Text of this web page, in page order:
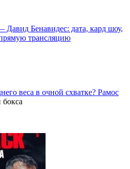
Бенавидес: дата, кард шоу,
прямую трансляцию
веса в очной схватке? Рамос